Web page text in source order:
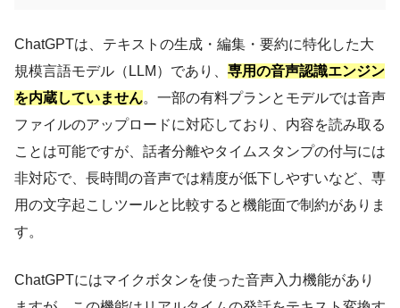
ChatGPTは、テキストの生成・編集・要約に特化した大
規模言語モデル（LLM）であり、 専用の音声認識エンジン
を内蔵していません。一部の有料プランとモデルでは音声
ファイルのアップロードに対応しており、内容を読み取る
ことは可能ですが、話者分離やタイムスタンプの付与には
非対応で、長時間の音声では精度が低下しやすいなど、専
用の文字起こしツールと比較すると機能面で制約がありま
す。
ChatGPTにはマイクボタンを使った音声入力機能があり